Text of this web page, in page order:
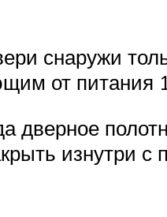
снаружи
от питания
дверное
изнутри